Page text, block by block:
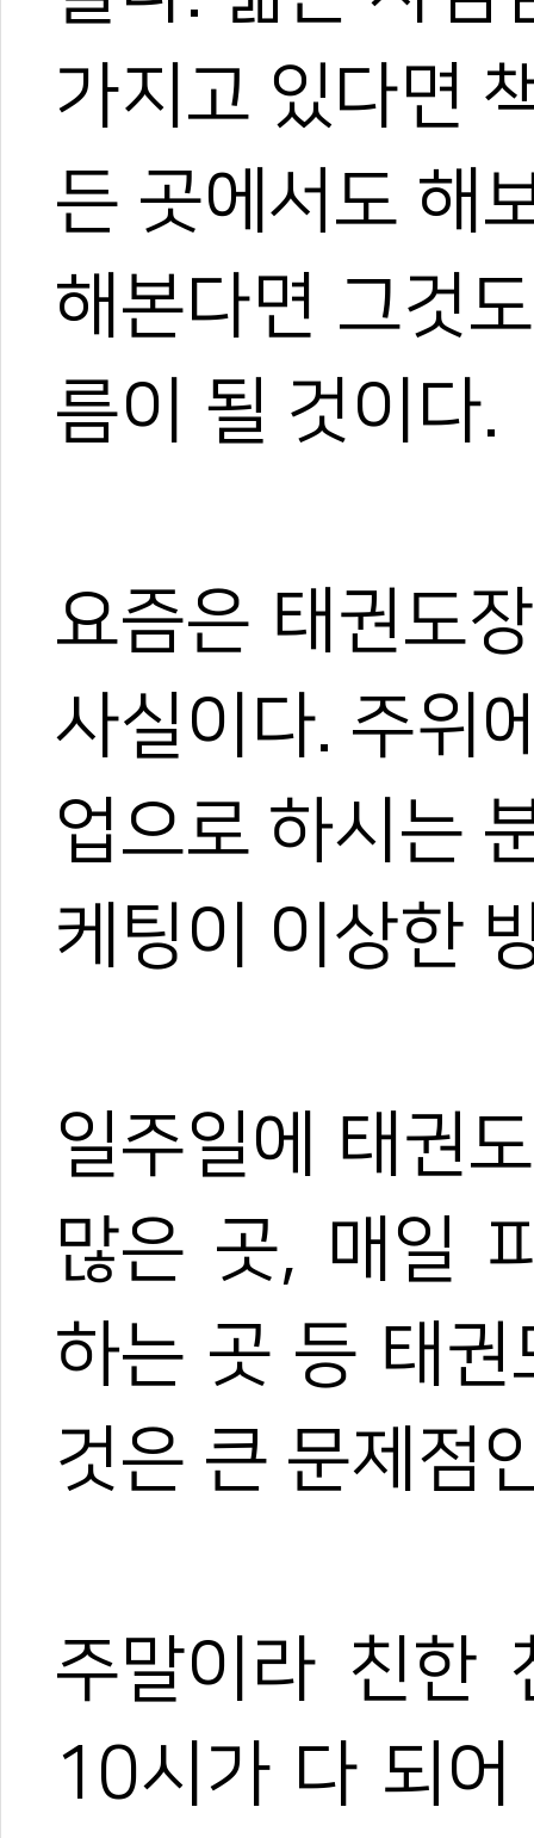
가지고 있다면
든 곳에서도 해
해본다면 그것
름이 될 것이다.
요즘은 태권도
사실이다. 주위
업으로 하시는
케팅이 이상한
일주일에 태권
많은 곳, 매일
하는 곳 등 태
것은 큰 문제점
주말이라 친한
10시가 다 되